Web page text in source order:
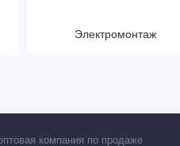
Электромонтаж
компания по продаже